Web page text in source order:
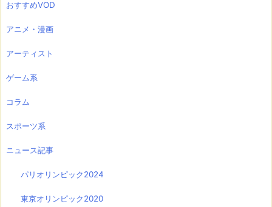
おすすめVOD
アニメ・漫画
アーティスト
ゲーム系
コラム
スポーツ系
ニュース記事
パリオリンピック2024
東京オリンピック2020